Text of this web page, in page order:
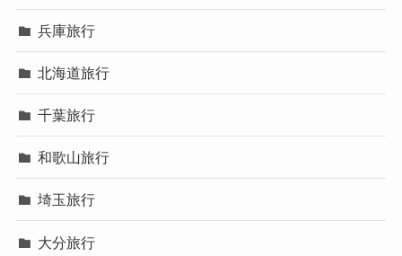
兵庫旅行
北海道旅行
千葉旅行
和歌山旅行
埼玉旅行
大分旅行